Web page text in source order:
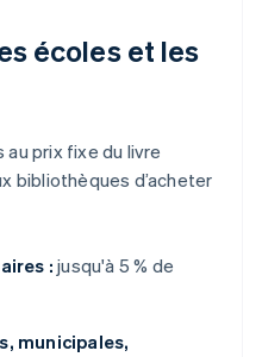
écoles et les
prix fixe du livre
bibliothèques d’acheter
:jusqu'à 5 % de
municipales,